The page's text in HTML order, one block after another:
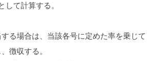
して計算する。
る場合は、当該各号に定めた率を乗じて
徴収する。